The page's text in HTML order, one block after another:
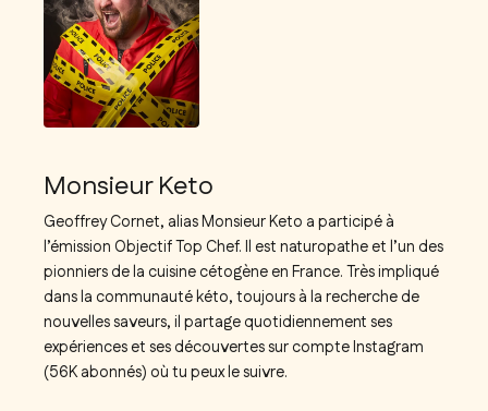
Monsieur Keto
Geoffrey Cornet, alias Monsieur Keto a participé à
l’émission Objectif Top Chef. Il est naturopathe et l’un des
pionniers de la cuisine cétogène en France. Très impliqué
dans la communauté kéto, toujours à la recherche de
nouvelles saveurs, il partage quotidiennement ses
expériences et ses découvertes sur compte Instagram
(56K abonnés) où tu peux le suivre.